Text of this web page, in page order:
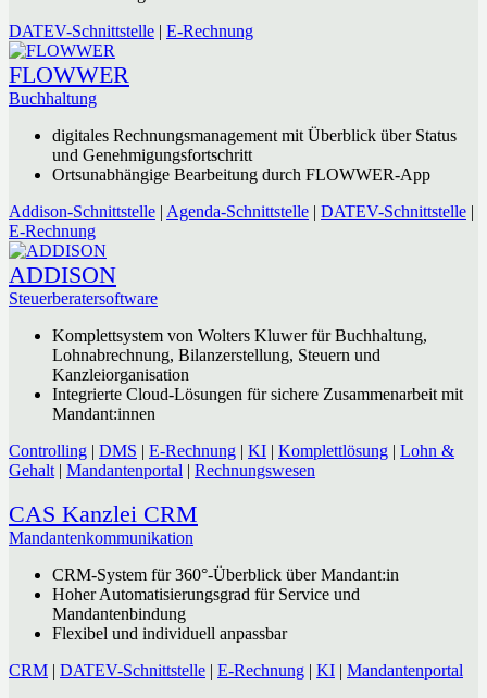
DATEV-Schnittstelle | E-Rechnung
FLOWWER
Buchhaltung
digitales Rechnungsmanagement mit Überblick über Status
und Genehmigungsfortschritt
Ortsunabhängige Bearbeitung durch FLOWWER-App
Addison-Schnittstelle | Agenda-Schnittstelle | DATEV-Schnittstelle |
E-Rechnung
ADDISON
Steuerberatersoftware
Komplettsystem von Wolters Kluwer für Buchhaltung,
Lohnabrechnung, Bilanzerstellung, Steuern und
Kanzleiorganisation
Integrierte Cloud-Lösungen für sichere Zusammenarbeit mit
Mandant:innen
Controlling | DMS | E-Rechnung | KI | Komplettlösung | Lohn &
Gehalt | Mandantenportal | Rechnungswesen
CAS Kanzlei CRM
Mandantenkommunikation
CRM-System für 360°-Überblick über Mandant:in
Hoher Automatisierungsgrad für Service und
Mandantenbindung
Flexibel und individuell anpassbar
CRM | DATEV-Schnittstelle | E-Rechnung | KI | Mandantenportal